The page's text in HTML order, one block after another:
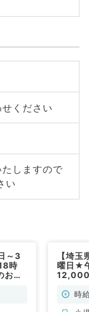
ください
しますので
い
～3
時
仕
【埼
曜日★
12,000
時